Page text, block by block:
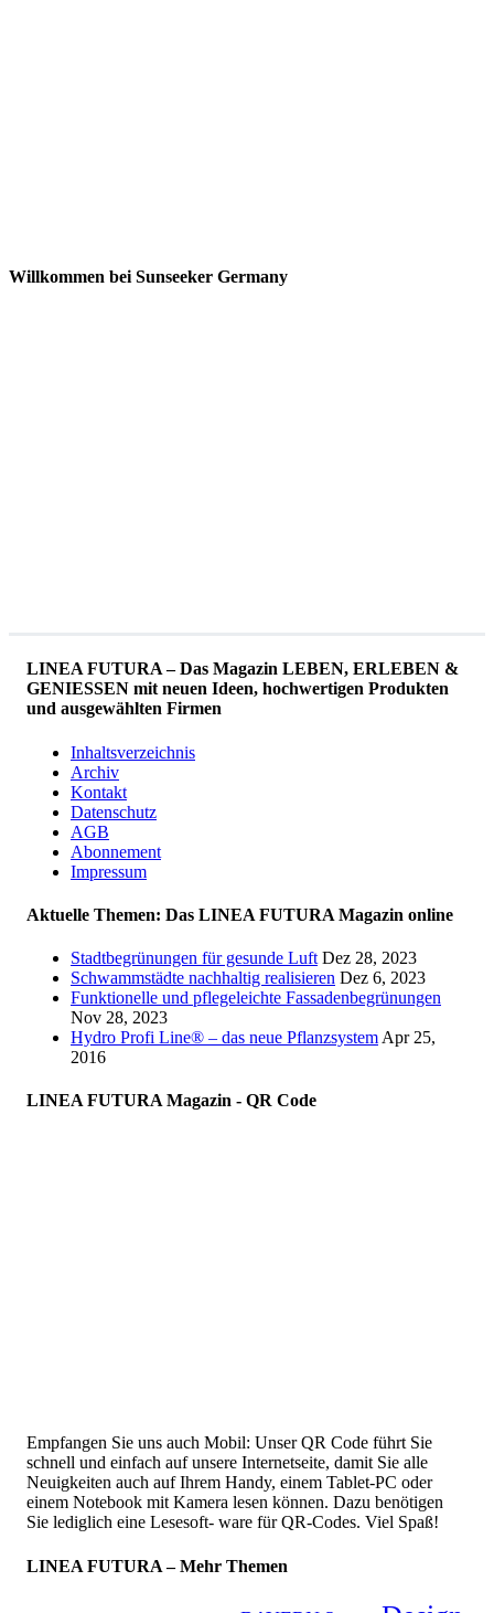
Willkommen bei Sunseeker Germany
LINEA FUTURA – Das Magazin LEBEN, ERLEBEN &
GENIESSEN mit neuen Ideen, hochwertigen Produkten
und ausgewählten Firmen
Inhaltsverzeichnis
Archiv
Kontakt
Datenschutz
AGB
Abonnement
Impressum
Aktuelle Themen: Das LINEA FUTURA Magazin online
Stadtbegrünungen für gesunde Luft Dez 28, 2023
Schwammstädte nachhaltig realisieren Dez 6, 2023
Funktionelle und pflegeleichte Fassadenbegrünungen
Nov 28, 2023
Hydro Profi Line® – das neue Pflanzsystem Apr 25,
2016
LINEA FUTURA Magazin - QR Code
Empfangen Sie uns auch Mobil: Unser QR Code führt Sie
schnell und einfach auf unsere Internetseite, damit Sie alle
Neuigkeiten auch auf Ihrem Handy, einem Tablet-PC oder
einem Notebook mit Kamera lesen können. Dazu benötigen
Sie lediglich eine Lesesoft- ware für QR-Codes. Viel Spaß!
LINEA FUTURA – Mehr Themen